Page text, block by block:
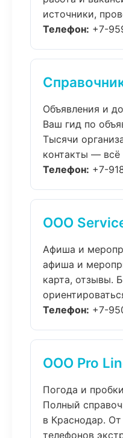
источники,
Телефон: +7-
Объявления и
Ваш гид по
Тысячи
контакты — всё
Телефон: +7-
ООО
Афиша и
афиша и
карта, отзывы.
Телефон: +7-
ООО Pro
Погода и
Полный
в Краснодар.
телефонов